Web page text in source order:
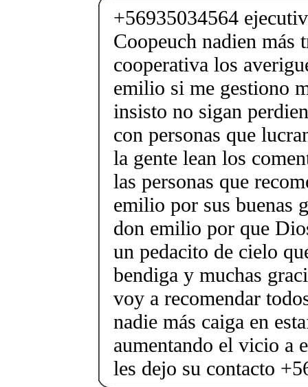
+56935034564
Coopeuch nadien más
cooperativa los
emilio si me gestiono
insisto no sigan
con personas que
la gente lean los
las personas que
emilio por sus buenas
don emilio por que
un pedacito de cielo
bendiga y muchas
voy a recomendar
nadie más caiga en
aumentando el vicio a
les dejo su contacto